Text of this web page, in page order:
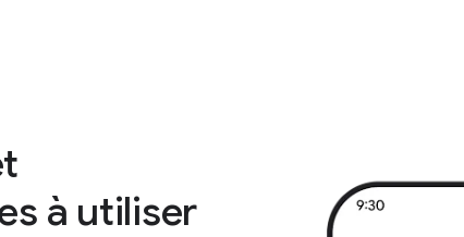
à utiliser